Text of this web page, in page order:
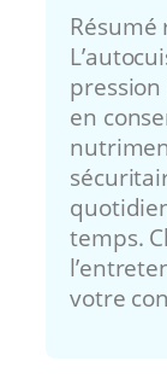
Résumé
en
temps.
votre